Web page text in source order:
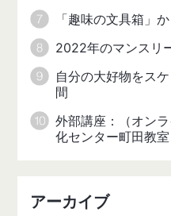
「趣味の文具箱」
2022年のマンスリ
自分の大好物をス
間
外部講座：（オン
化センター町田教室
アーカイブ